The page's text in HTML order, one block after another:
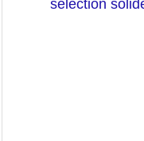
sélection